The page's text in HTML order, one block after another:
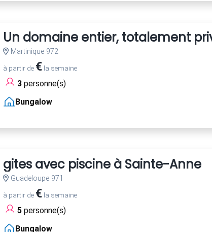
Un domaine entier, totalement
Martinique 972
à partir de €la semaine
3personne(s)
Bungalow
gites avec piscine à Sainte-Anne
Guadeloupe 971
à partir de €la semaine
5personne(s)
Bungalow